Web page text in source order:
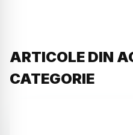
ARTICOLE DIN
CATEGORIE